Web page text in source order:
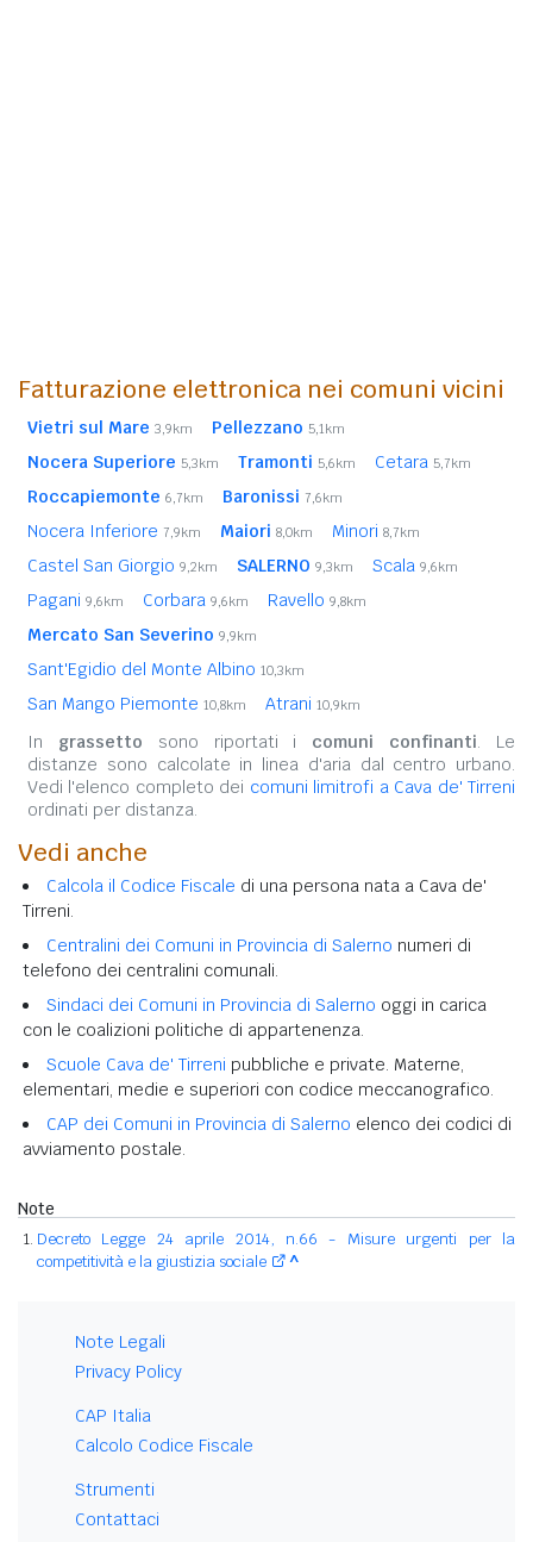
Fatturazione elettronica nei comuni vicini
Vietri sul Mare 3,9km Pellezzano 5,1km
Nocera Superiore 5,3km Tramonti 5,6km Cetara 5,7km
Roccapiemonte 6,7km Baronissi 7,6km
Nocera Inferiore 7,9km Maiori 8,0km Minori 8,7km
Castel San Giorgio 9,2km SALERNO 9,3km Scala 9,6km
Pagani 9,6km Corbara 9,6km Ravello 9,8km
Mercato San Severino 9,9km
Sant'Egidio del Monte Albino 10,3km
San Mango Piemonte 10,8km Atrani 10,9km
In grassetto sono riportati i comuni confinanti. Le
distanze sono calcolate in linea d'aria dal centro urbano.
Vedi l'elenco completo dei comuni limitrofi a Cava de' Tirreni
ordinati per distanza.
Vedi anche
Calcola il Codice Fiscale di una persona nata a Cava de'
Tirreni.
Centralini dei Comuni in Provincia di Salerno numeri di
telefono dei centralini comunali.
Sindaci dei Comuni in Provincia di Salerno oggi in carica
con le coalizioni politiche di appartenenza.
Scuole Cava de' Tirreni pubbliche e private. Materne,
elementari, medie e superiori con codice meccanografico.
CAP dei Comuni in Provincia di Salerno elenco dei codici di
avviamento postale.
Note
Decreto Legge 24 aprile 2014, n.66 - Misure urgenti per la
competitività e la giustizia sociale
^
Note Legali
Privacy Policy
CAP Italia
Calcolo Codice Fiscale
Strumenti
Contattaci